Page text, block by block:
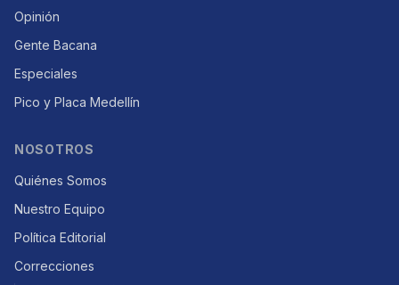
Opinión
Gente Bacana
Especiales
Pico y Placa Medellín
NOSOTROS
Quiénes Somos
Nuestro Equipo
Política Editorial
Correcciones